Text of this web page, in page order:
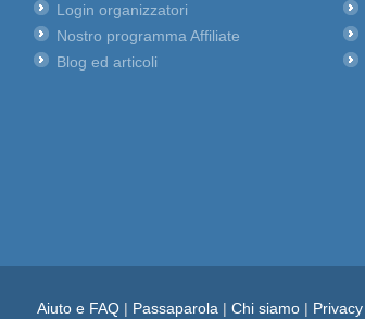
Login organizzatori
Nostro programma Affiliate
Blog ed articoli
Aiuto e FAQ | Passaparola | Chi siamo | Privacy